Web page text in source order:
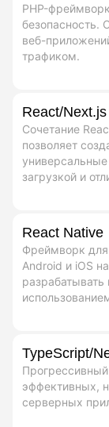
PHP-
безопасность.
веб-
трафиком.
React/Next.js
Сочетание
позволяет
загрузкой и
React Native
Фреймворк
Android и iOS
TypeScript/
эффективных,
серверных